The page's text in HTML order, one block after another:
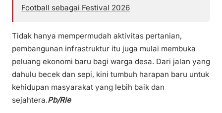
Football sebagai Festival 2026
Tidak hanya mempermudah aktivitas pertanian,
pembangunan infrastruktur itu juga mulai membuka
peluang ekonomi baru bagi warga desa. Dari jalan yang
dahulu becek dan sepi, kini tumbuh harapan baru untuk
kehidupan masyarakat yang lebih baik dan
sejahtera.Pb/Rie